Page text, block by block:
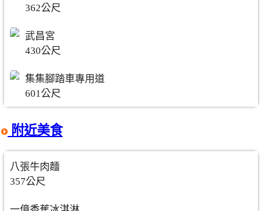
362公尺
武昌宮
430公尺
集集腳踏車專用道
601公尺
附近美食
八張牛肉麵
357公尺